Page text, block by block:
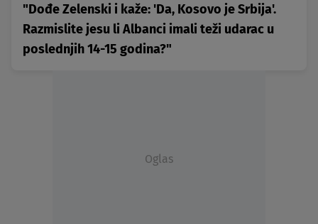
"Dođe Zelenski i kaže: 'Da, Kosovo je Srbija'.
Razmislite jesu li Albanci imali teži udarac u
poslednjih 14-15 godina?"
Oglas